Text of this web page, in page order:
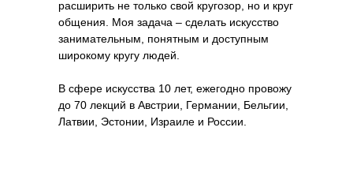
расширить не только свой кругозор, но и круг
общения. Моя задача – сделать искусство
занимательным, понятным и доступным
широкому кругу людей.
В сфере искусства 10 лет, ежегодно провожу
до 70 лекций в Австрии, Германии, Бельгии,
Латвии, Эстонии, Израиле и России.